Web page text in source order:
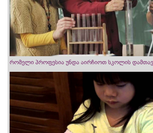
რომელი პროფესია უნდა აირჩიოთ სკოლის